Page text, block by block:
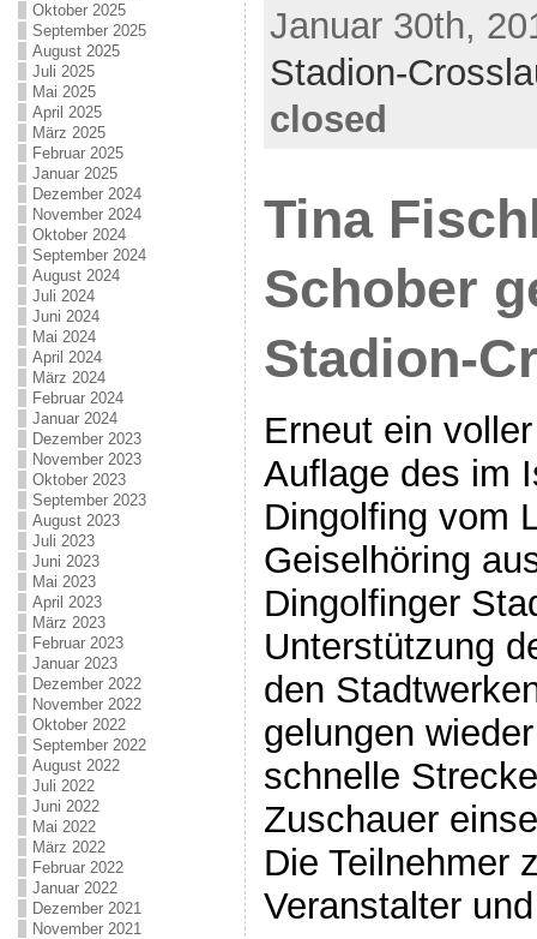
Oktober 2025
September 2025
August 2025
Juli 2025
Mai 2025
April 2025
März 2025
Februar 2025
Januar 2025
Dezember 2024
November 2024
Oktober 2024
September 2024
August 2024
Juli 2024
Juni 2024
Mai 2024
April 2024
März 2024
Februar 2024
Januar 2024
Dezember 2023
November 2023
Oktober 2023
September 2023
August 2023
Juli 2023
Juni 2023
Mai 2023
April 2023
März 2023
Februar 2023
Januar 2023
Dezember 2022
November 2022
Oktober 2022
September 2022
August 2022
Juli 2022
Juni 2022
Mai 2022
März 2022
Februar 2022
Januar 2022
Dezember 2021
November 2021
Januar 30th,
Stadion-
closed
Tina
Schober
Stadion-
Erneut ein
Auflage des im
Dingolfing vom
Geiselhöring
Dingolfinger
Unterstützung
den
gelungen
schnelle
Zuschauer
Die Teilnehmer
Veranstalter